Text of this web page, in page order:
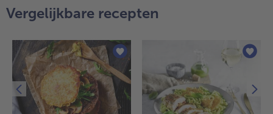
en rooster
Breng op
met
en zout.
alle
Vergelijkbare recepten